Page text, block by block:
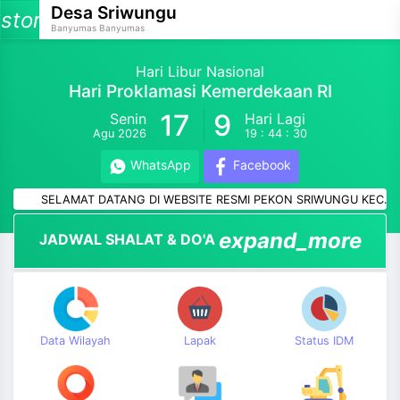
storageDesa Sriwungu
Banyumas Banyumas
Hari Libur Nasional
Hari Proklamasi Kemerdekaan RI
Senin
Agu 2026 17 9 Hari Lagi
19 : 44 : 29
WhatsApp Facebook
SELAMAT DATANG DI WEBSITE RESMI PEKON SRIWUNGU KEC.
JADWAL SHALAT & DO'A expand_more
Data Wilayah Lapak Status IDM